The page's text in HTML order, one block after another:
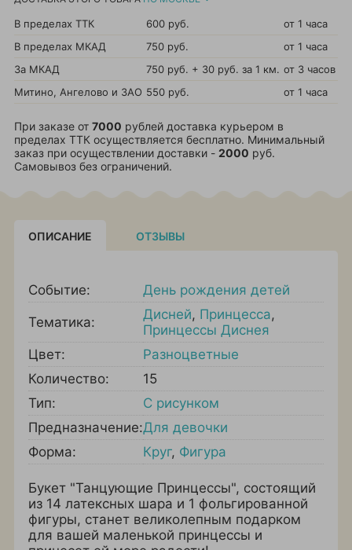
В пределах ТТК 600 руб.
от 1 часа
В пределах МКАД
750 руб.
от 1 часа
За МКАД
750 руб. + 30 руб. за 1 км. от 3 часов
Митино, Ангелово и ЗАО 550 руб. от 1 часа
При заказе от 7000 рублей доставка курьером в
пределах ТТК осуществляется бесплатно. Минимальный
заказ при осуществлении доставки - 2000 руб.
Самовывоз без ограничений.
ОПИСАНИЕ ОТЗЫВЫ
Событие: День рождения детей
Тематика: Дисней, Принцесса,
Принцессы Диснея
Цвет:
Разноцветные
Количество:
15
Тип:
С рисунком
Предназначение:Для девочки
Форма:
Круг, Фигура
Букет "Танцующие Принцессы", состоящий
из 14 латексных шара и 1 фольгированной
фигуры, станет великолепным подарком
для вашей маленькой принцессы и